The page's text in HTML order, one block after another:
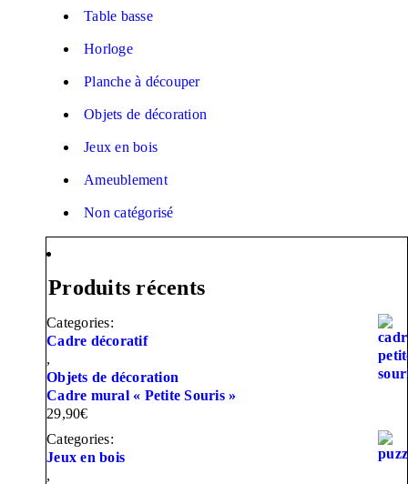
Table basse
Horloge
Planche à découper
Objets de décoration
Jeux en bois
Ameublement
Non catégorisé
Produits récents
Categories:
Cadre décoratif
,
Objets de décoration
Cadre mural « Petite Souris »
29,90€
Categories:
Jeux en bois
,